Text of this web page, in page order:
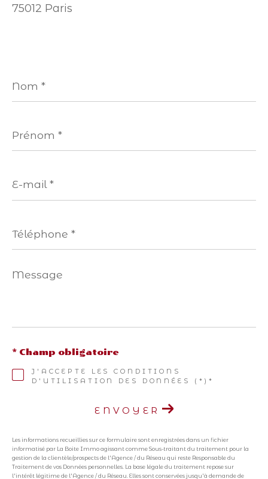
75012 Paris
*
*
mail
*
Message
*
J'ACCEPTE LES CONDITIONS
D'UTILISATION DES DONNÉES (*)*
* Champ obligatoire
ENVOYER
Les informations recueillies sur ce formulaire sont enregistrées dans un fichier
informatisé par La Boite Immo agissant comme Sous-traitant du traitement pour la
gestion de la clientèle/prospects de l'Agence / du Réseau qui reste Responsable du
Traitement de vos Données personnelles. La base légale du traitement repose sur
l'intérêt légitime de l'Agence / du Réseau. Elles sont conservées jusqu'à demande de